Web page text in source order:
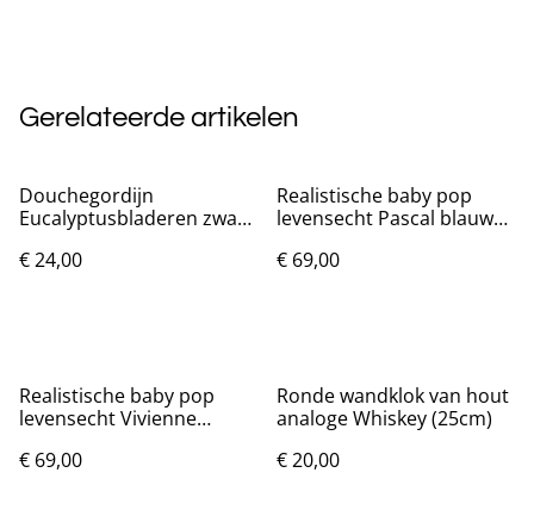
Gerelateerde artikelen
Douchegordijn
Eucalyptusbladeren zwart
€ 24,00
Realistische baby pop
levensecht Pascal blauw
€ 69,00
Realistische baby pop
levensecht Vivienne
€ 69,00
Ronde wandklok van hout
analoge Whiskey (25cm)
€ 20,00